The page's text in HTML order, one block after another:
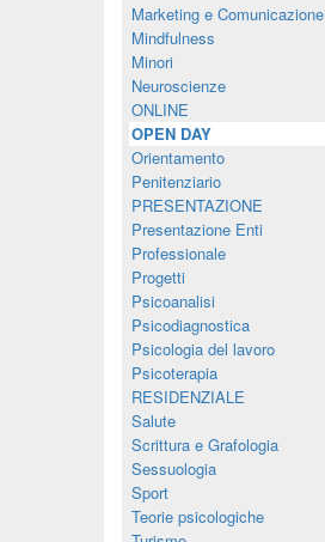
Marketing e Comunicazione
Mindfulness
Minori
Neuroscienze
ONLINE
OPEN DAY
Orientamento
Penitenziario
PRESENTAZIONE
Presentazione Enti
Professionale
Progetti
Psicoanalisi
Psicodiagnostica
Psicologia del lavoro
Psicoterapia
RESIDENZIALE
Salute
Scrittura e Grafologia
Sessuologia
Sport
Teorie psicologiche